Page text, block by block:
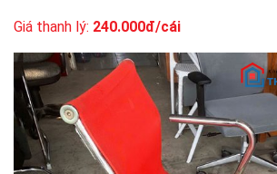
Giá thanh lý: 240.000đ/cái